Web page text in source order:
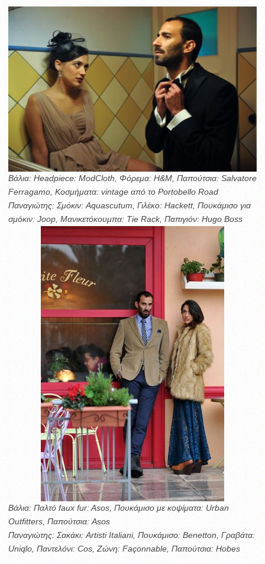
Βάλια: Headpiece: ModCloth, Φόρεμα: H&M, Παπούτσια: Salvatore
Ferragamo, Kοσμήματα: vintage από το Portobello Road
Παναγιώτης: Σμόκιν: Aquascutum, Γιλέκο: Hackett, Πουκάμισο για
σμόκιν: Joop, Μανικετόκουμπα: Tie Rack, Παπιγιόν: Hugo Boss
Βάλια: Παλτό faux fur: Asos, Πουκάμισο με κοψίματα: Urban
Outfitters, Παπούτσια: Asos
Παναγιώτης: Σακάκι: Artisti Italiani, Πουκάμισο: Benetton, Γραβάτα:
Uniqlo, Παντελόνι: Cos, Ζώνη: Façonnable, Παπούτσια: Hobes